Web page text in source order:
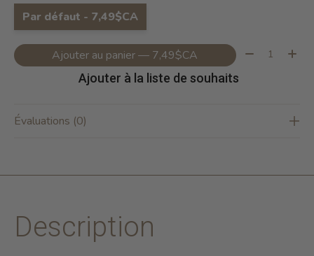
Par défaut - 7,49$CA
Ajouter au panier — 7,49$CA Quantité:
Ajouter à la liste de souhaits
Évaluations (0)
Description